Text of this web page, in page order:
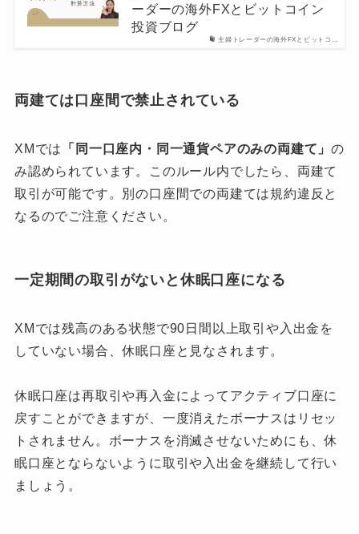
主婦トレーダーの海外FXとビットコ…
ーダーの海外FXとビットコイン
投資ブログ
両建ては口座間で禁止されている
XMでは 「同一口座内・同一通貨ペアのみの両建て」の
み認められています。このルール内でしたら、両建て
取引が可能です。別の口座間での両建ては規約違反と
なるのでご注意ください。
一定期間の取引がないと休眠口座になる
XMでは残高のある状態で90日間以上取引や入出金を
していない場合、休眠口座と見なされます。
休眠口座は再取引や再入金によってアクティブ口座に
戻すことができますが、一度消えたボーナスはリセッ
トされません。ボーナスを消滅させないためにも、休
眠口座とならないように取引や入出金を継続して行い
ましょう。